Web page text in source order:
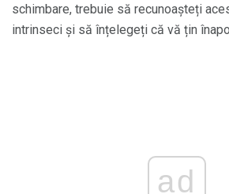
schimbare, trebuie să recunoașteți
intrinseci și să înțelegeți că vă țin
ad